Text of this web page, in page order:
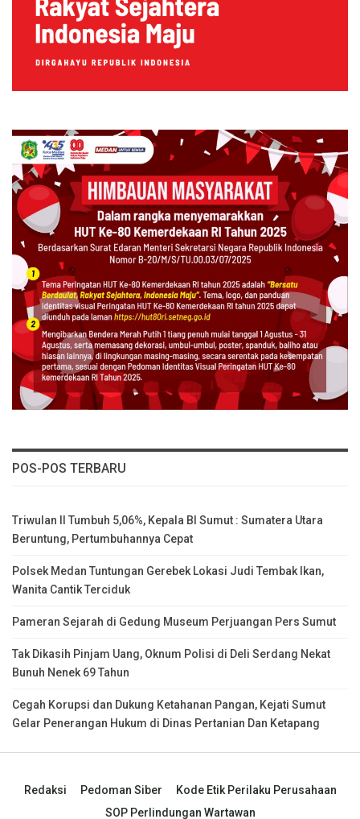
POS-POS TERBARU
Triwulan II Tumbuh 5,06%, Kepala BI Sumut : Sumatera Utara
Beruntung, Pertumbuhannya Cepat
Polsek Medan Tuntungan Gerebek Lokasi Judi Tembak Ikan,
Wanita Cantik Terciduk
Pameran Sejarah di Gedung Museum Perjuangan Pers Sumut
Tak Dikasih Pinjam Uang, Oknum Polisi di Deli Serdang Nekat
Bunuh Nenek 69 Tahun
Cegah Korupsi dan Dukung Ketahanan Pangan, Kejati Sumut
Gelar Penerangan Hukum di Dinas Pertanian Dan Ketapang
Redaksi Pedoman Siber
Kode Etik Perilaku Perusahaan
SOP Perlindungan Wartawan